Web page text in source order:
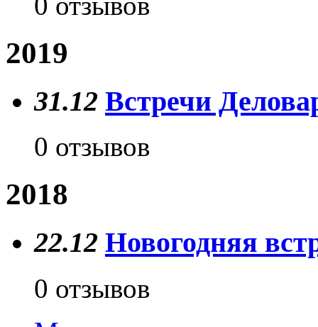
2019
31.12 Встречи
0 отзывов
2018
22.12 Новогодняя
0 отзывов